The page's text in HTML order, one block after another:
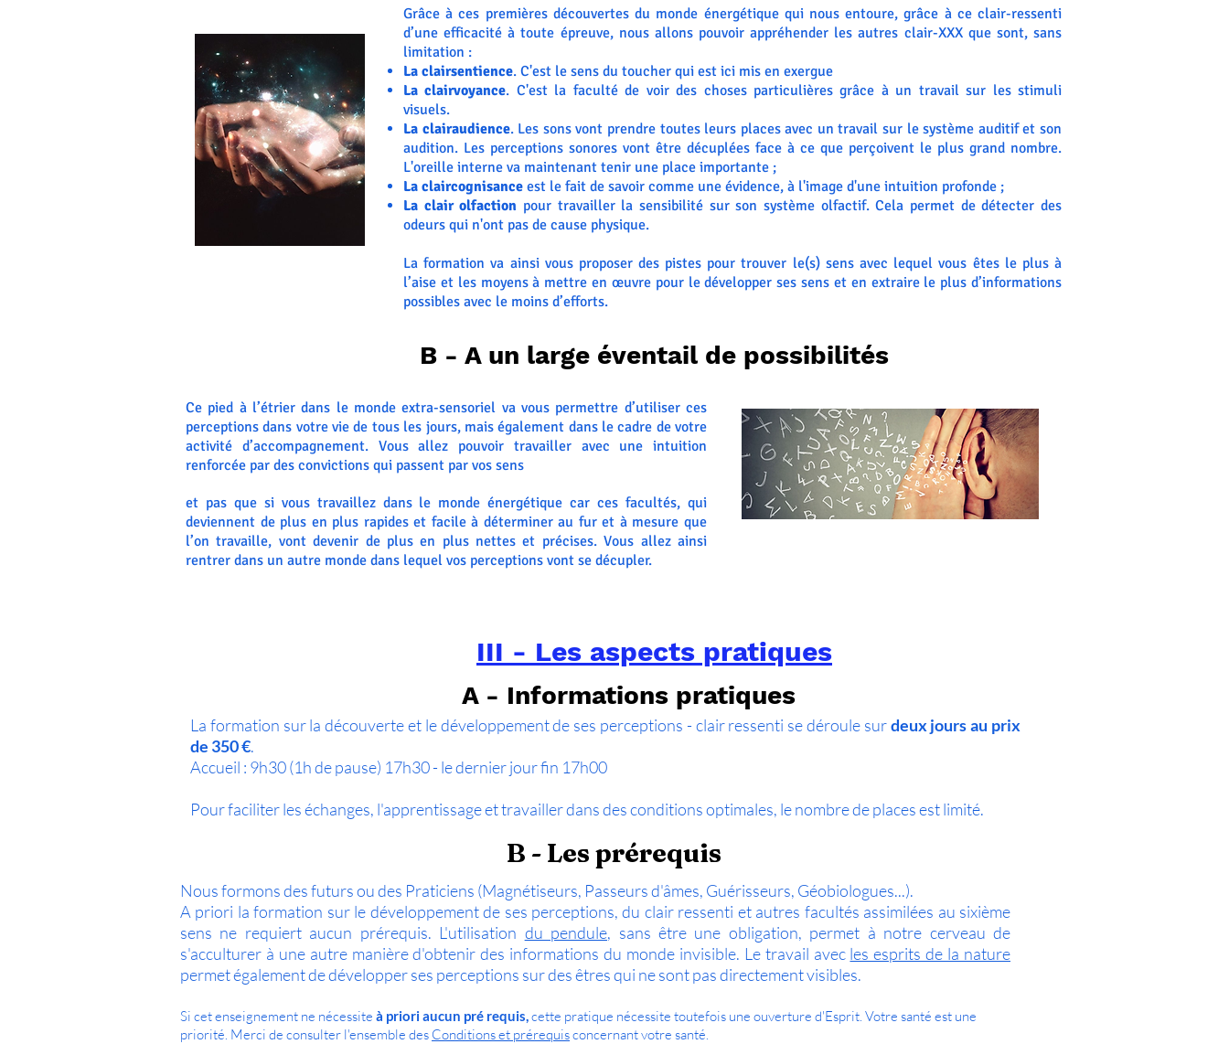
Grâce à ces premières découvertes du monde énergétique qui nous entoure, grâce à ce clair-ressenti
d’une efficacité à toute épreuve, nous allons pouvoir appréhender les autres clair-XXX que sont, sans
limitation :
La clairsentience. C'est le sens du toucher qui est ici mis en exergue
La clairvoyance. C'est la faculté de voir des choses particulières grâce à un travail sur les stimuli
visuels.
La clairaudience. Les sons vont prendre toutes leurs places avec un travail sur le système auditif et son
audition. Les perceptions sonores vont être décuplées face à ce que perçoivent le plus grand nombre.
L'oreille interne va maintenant tenir une place importante ;
La claircognisance est le fait de savoir comme une évidence, à l'image d'une intuition profonde ;
La clair olfaction pour travailler la sensibilité sur son système olfactif. Cela permet de détecter des
odeurs qui n'ont pas de cause physique.
La formation va ainsi vous proposer des pistes pour trouver le(s) sens avec lequel vous êtes le plus à
l’aise et les moyens à mettre en œuvre pour le développer ses sens et en extraire le plus d’informations
possibles avec le moins d’efforts.
B - A un large éventail de possibilités
Ce pied à l’étrier dans le monde extra-sensoriel va vous permettre d’utiliser ces
perceptions dans votre vie de tous les jours, mais également dans le cadre de votre
activité d’accompagnement. Vous allez pouvoir travailler avec une intuition
renforcée par des convictions qui passent par vos sens
et pas que si vous travaillez dans le monde énergétique car ces facultés, qui
deviennent de plus en plus rapides et facile à déterminer au fur et à mesure que
l’on travaille, vont devenir de plus en plus nettes et précises. Vous allez ainsi
rentrer dans un autre monde dans lequel vos perceptions vont se décupler.
III - Les aspects pratiques
A - Informations pratiques
La formation sur la découverte et le développement de ses perceptions - clair ressenti se déroule surdeux jours au prix
de 350 €.
Accueil : 9h30 (1h de pause) 17h30 - le dernier jour fin 17h00
Pour faciliter les échanges, l'apprentissage et travailler dans des conditions optimales, le nombre de places est limité.
B - Les prérequis
Nous formons des futurs ou des Praticiens (Magnétiseurs, Passeurs d'âmes, Guérisseurs, Géobiologues...).
A priori la formation sur le développement de ses perceptions, du clair ressenti et autres facultés assimilées au sixième
sens ne requiert aucun prérequis. L'utilisation du pendule, sans être une obligation, permet à notre cerveau de
s'acculturer à une autre manière d'obtenir des informations du monde invisible. Le travail avec les esprits de la nature
permet également de développer ses perceptions sur des êtres qui ne sont pas directement visibles.
Si cet enseignement ne nécessite à priori aucun pré requis,cette pratique nécessite toutefois une ouverture d'Esprit. Votre santé est une
priorité. Merci de consulter l'ensemble des Conditions et prérequisconcernant votre santé.